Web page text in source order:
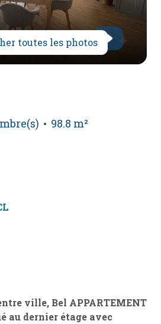
toutes les photos
98.8 m²
ville, Bel APPARTEMENT
au dernier étage avec